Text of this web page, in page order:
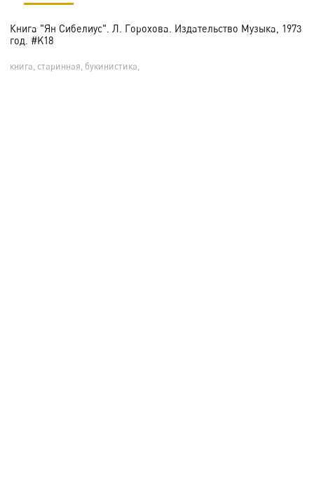
Книга "Ян Сибелиус". Л. Горохова. Издательство Музыка, 1973
год. #K18
книга, старинная, букинистика,